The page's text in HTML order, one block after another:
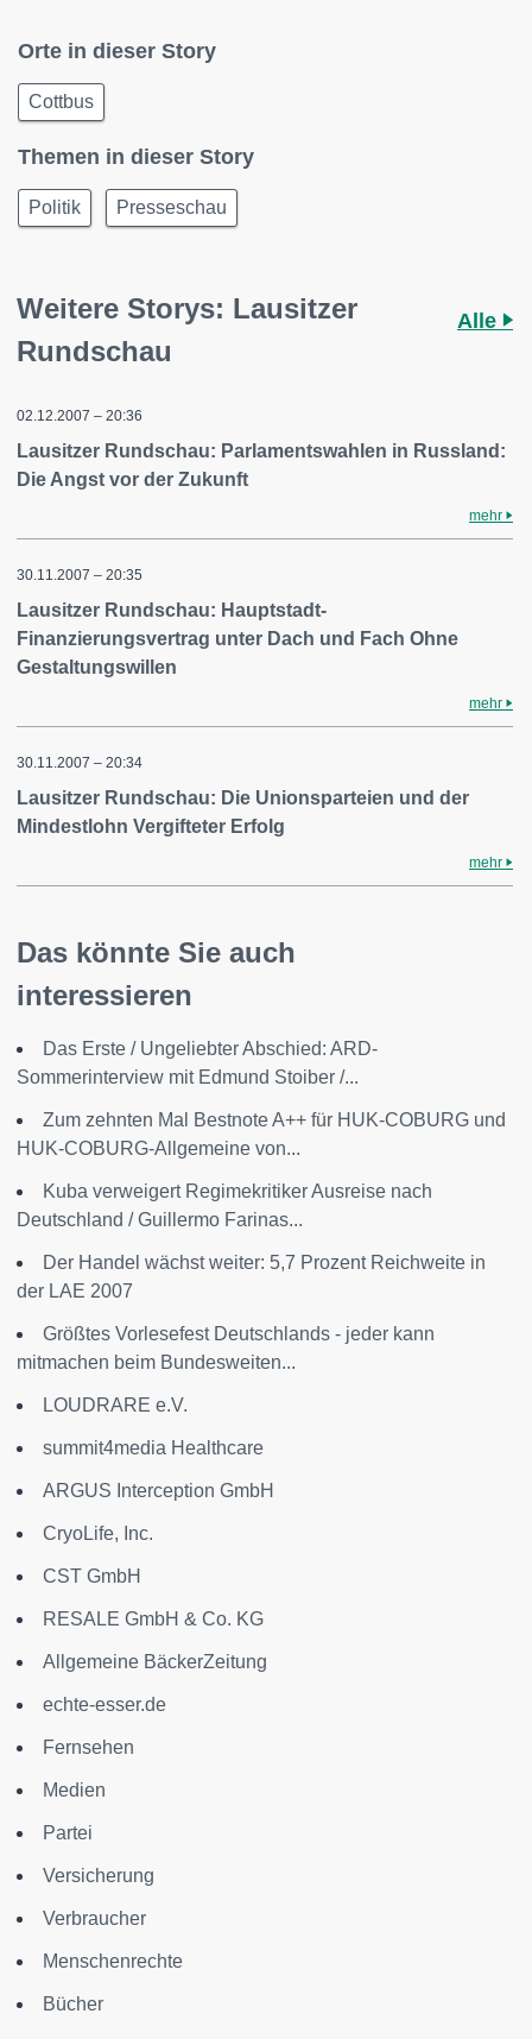
Orte in dieser Story
Cottbus
Themen in dieser Story
Politik Presseschau
Weitere Storys: Lausitzer
Rundschau
Alle
02.12.2007 – 20:36
Lausitzer Rundschau: Parlamentswahlen in Russland:
Die Angst vor der Zukunft
mehr
30.11.2007 – 20:35
Lausitzer Rundschau: Hauptstadt-
Finanzierungsvertrag unter Dach und Fach Ohne
Gestaltungswillen
mehr
30.11.2007 – 20:34
Lausitzer Rundschau: Die Unionsparteien und der
Mindestlohn Vergifteter Erfolg
mehr
Das könnte Sie auch
interessieren
Das Erste / Ungeliebter Abschied: ARD-
Sommerinterview mit Edmund Stoiber /...
Zum zehnten Mal Bestnote A++ für HUK-COBURG und
HUK-COBURG-Allgemeine von...
Kuba verweigert Regimekritiker Ausreise nach
Deutschland / Guillermo Farinas...
Der Handel wächst weiter: 5,7 Prozent Reichweite in
der LAE 2007
Größtes Vorlesefest Deutschlands - jeder kann
mitmachen beim Bundesweiten...
LOUDRARE e.V.
summit4media Healthcare
ARGUS Interception GmbH
CryoLife, Inc.
CST GmbH
RESALE GmbH & Co. KG
Allgemeine BäckerZeitung
echte-esser.de
Fernsehen
Medien
Partei
Versicherung
Verbraucher
Menschenrechte
Bücher